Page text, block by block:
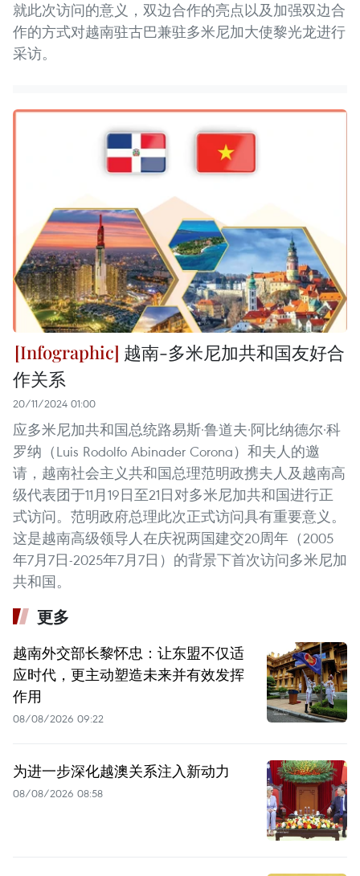
就此次访问的意义，双边合作的亮点以及加强双边合
作的方式对越南驻古巴兼驻多米尼加大使黎光龙进行
采访。
越南-多米尼加共和国友好合
作关系
20/11/2024 01:00
应多米尼加共和国总统路易斯·鲁道夫·阿比纳德尔·科
罗纳（Luis Rodolfo Abinader Corona）和夫人的邀
请，越南社会主义共和国总理范明政携夫人及越南高
级代表团于11月19日至21日对多米尼加共和国进行正
式访问。范明政府总理此次正式访问具有重要意义。
这是越南高级领导人在庆祝两国建交20周年（2005
年7月7日-2025年7月7日）的背景下首次访问多米尼加
共和国。
更多
越南外交部长黎怀忠：让东盟不仅适
应时代，更主动塑造未来并有效发挥
作用
08/08/2026 09:22
为进一步深化越澳关系注入新动力
08/08/2026 08:58